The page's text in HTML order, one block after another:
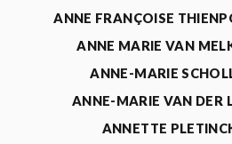
ANNE FRANÇOISE
ANNE MARIE VAN
ANNE-MARIE
ANNE-MARIE VAN DER
ANNETTE